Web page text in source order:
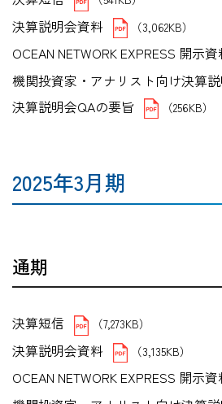
決算説明会資料 （3,062KB）
OCEAN NETWORK EXPRESS 開示
機関投資家・アナリスト向け決算
決算説明会QAの要旨
（256KB）
2025年3月期
通期
決算短信 （7,273KB）
決算説明会資料 （3,135KB）
OCEAN NETWORK EXPRESS 開示